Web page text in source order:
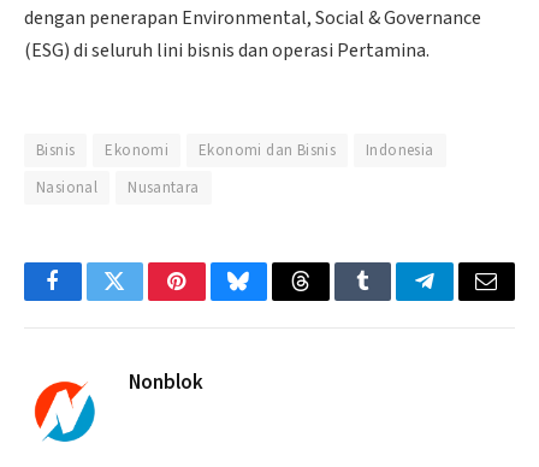
dengan penerapan Environmental, Social & Governance
(ESG) di seluruh lini bisnis dan operasi Pertamina.
Bisnis Ekonomi Ekonomi dan Bisnis
Indonesia
Nasional
Nusantara
FacebookTwitterPinterestBlueskyThreadsTumblrTelegramEmail
Nonblok